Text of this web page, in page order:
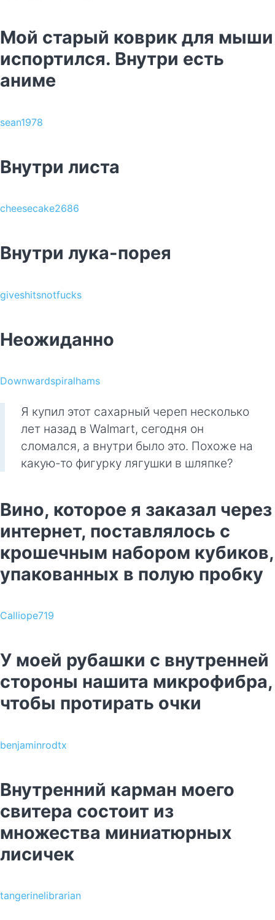
Мой старый коврик для мыши
испортился. Внутри есть
аниме
sean1978
Внутри листа
cheesecake2686
Внутри лука-порея
giveshitsnotfucks
Неожиданно
Downwardspiralhams
Я купил этот сахарный череп несколько
лет назад в Walmart, сегодня он
сломался, а внутри было это. Похоже на
какую-то фигурку лягушки в шляпке?
Вино, которое я заказал через
интернет, поставлялось с
крошечным набором кубиков,
упакованных в полую пробку
Calliope719
У моей рубашки с внутренней
стороны нашита микрофибра,
чтобы протирать очки
benjaminrodtx
Внутренний карман моего
свитера состоит из
множества миниатюрных
лисичек
tangerinelibrarian